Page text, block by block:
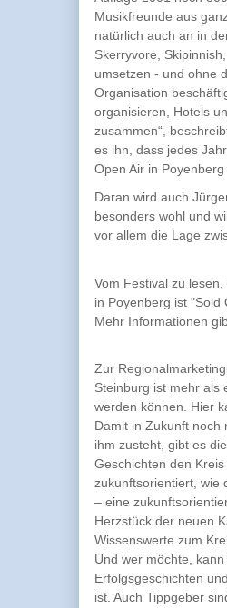
Musikfreunde aus
natürlich auch an in
Skerryvore,
umsetzen - und ohne
Organisation
organisieren, Hotels
zusammen“,
es ihn, dass jedes
Open Air in
Daran wird auch
besonders wohl und
vor allem die Lage
Vom Festival zu
in Poyenberg ist "Sold
Mehr Informationen
Zur
Steinburg ist mehr als
werden können. Hier
Damit in Zukunft noch
ihm zusteht, gibt es
Geschichten den
zukunftsorientiert, wie
– eine
Herzstück der neuen
Wissenswerte zum
Und wer möchte,
Erfolgsgeschichten
ist. Auch Tippgeber